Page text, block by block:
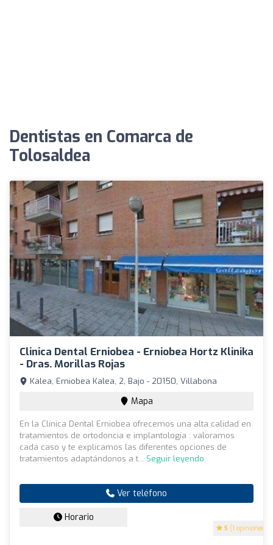
Dentistas en Comarca de
Tolosaldea
Clinica Dental Erniobea - Erniobea Hortz Klinika
- Dras. Morillas Rojas
5 (1 opiniones)
Kalea, Erniobea Kalea, 2, Bajo - 20150, Villabona
Mapa
En la Clínica Dental Erniobea ofrecemos una alta calidad en
tratamientos de ortodoncia e implantología : valoramos
cada caso y te explicamos las diferentes opciones de
tratamientos adaptándonos a t... Seguir leyendo
Ver teléfono
Horario